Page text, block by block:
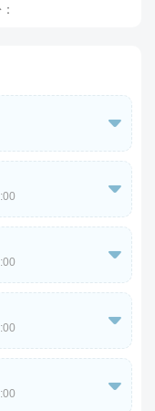

知实际为准。
为准。



